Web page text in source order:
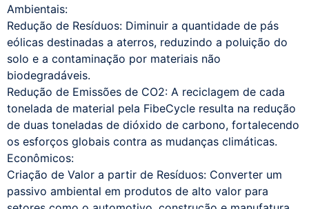
Ambientais:
Redução de Resíduos: Diminuir a quantidade de pás
eólicas destinadas a aterros, reduzindo a poluição do
solo e a contaminação por materiais não
biodegradáveis.
Redução de Emissões de CO2: A reciclagem de cada
tonelada de material pela FibeCycle resulta na redução
de duas toneladas de dióxido de carbono, fortalecendo
os esforços globais contra as mudanças climáticas.
Econômicos:
Criação de Valor a partir de Resíduos: Converter um
passivo ambiental em produtos de alto valor para